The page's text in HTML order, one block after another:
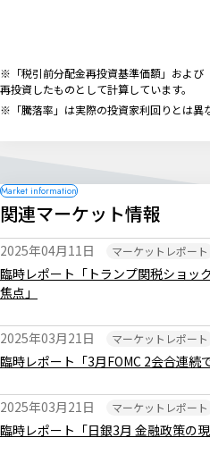
※「税引前分配金再投資基準価額」および
再投資したものとして計算しています。
※「騰落率」は実際の投資家利回りとは異
関連マーケット情報
臨時レポート「トランプ関税ショッ
焦点」
2025年04月11日 マーケットレポート
臨時レポート「3月FOMC 2会合連続
2025年03月21日 マーケットレポート
臨時レポート「日銀3月 金融政策の現
2025年03月21日 マーケットレポート